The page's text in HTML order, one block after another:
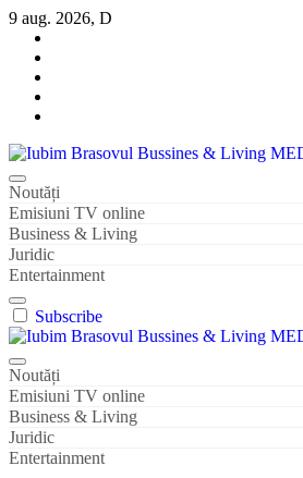
Sari
conținut
9 aug. 2026, D
Iubim Brasovul Bussines & Living MEDIA
Din pasiune și dragoste pentru Brașoveni
Noutăți
Emisiuni TV online
Business & Living
Juridic
Entertainment
Subscribe
Iubim Brasovul Bussines & Living MEDIA
Din pasiune și dragoste pentru Brașoveni
Noutăți
Emisiuni TV online
Business & Living
Juridic
Entertainment